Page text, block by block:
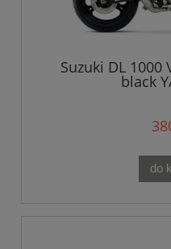
Suzuki DL 1000
black
do